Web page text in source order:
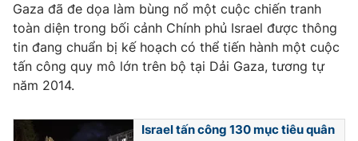
Gaza đã đe dọa làm bùng nổ một cuộc chiến tranh
toàn diện trong bối cảnh Chính phủ Israel được thông
tin đang chuẩn bị kế hoạch có thể tiến hành một cuộc
tấn công quy mô lớn trên bộ tại Dải Gaza, tương tự
năm 2014.
Israel tấn công 130 mục tiêu quân